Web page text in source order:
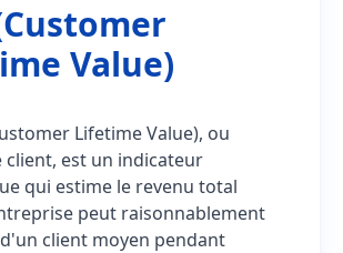
Value)
Lifetime Value), ou
client, est un indicateur
qui estime le revenu total
peut raisonnablement
client moyen pendant